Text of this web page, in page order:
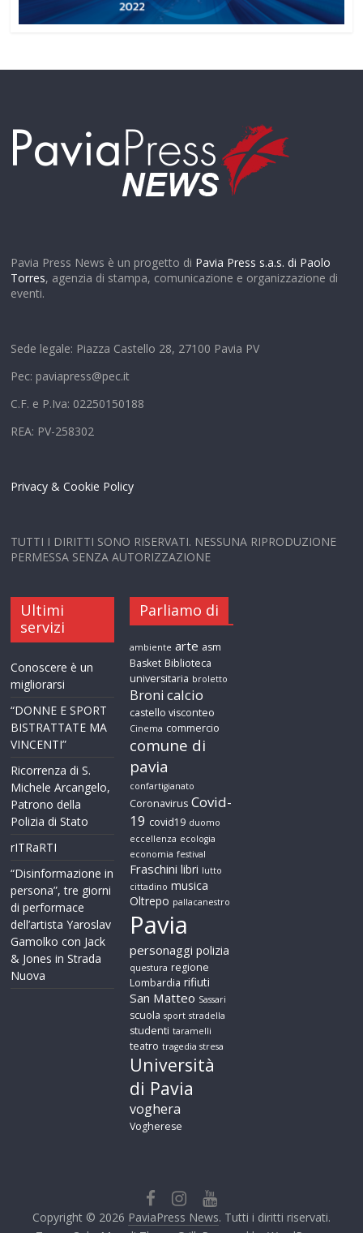
Pavia Press News è un progetto di Pavia Press s.a.s. di Paolo
Torres, agenzia di stampa, comunicazione e organizzazione di
eventi.
Sede legale: Piazza Castello 28, 27100 Pavia PV
Pec: paviapress@pec.it
C.F. e P.Iva: 02250150188
REA: PV-258302
Privacy & Cookie Policy
TUTTI I DIRITTI SONO RISERVATI. NESSUNA RIPRODUZIONE
PERMESSA SENZA AUTORIZZAZIONE
Ultimi
servizi
Conoscere è un
migliorarsi
“DONNE E SPORT
BISTRATTATE MA
VINCENTI”
Ricorrenza di S.
Michele Arcangelo,
Patrono della
Polizia di Stato
rITRaRTI
“Disinformazione in
persona”, tre giorni
di performace
dell’artista Yaroslav
Gamolko con Jack
& Jones in Strada
Nuova
Parliamo di
ambiente arte asm
Basket Biblioteca
universitaria broletto
Broni calcio
castello visconteo
Cinema commercio
comune di
pavia
confartigianato
Coronavirus Covid-
19 covid19 duomo
eccellenza ecologia
economia festival
Fraschini libri lutto
cittadino musica
Oltrepo pallacanestro
Pavia
personaggi polizia
questura regione
Lombardia rifiuti
San Matteo Sassari
scuola sport stradella
studenti taramelli
teatro tragedia stresa
Università
di Pavia
voghera
Vogherese
Copyright © 2026 PaviaPress News. Tutti i diritti riservati.